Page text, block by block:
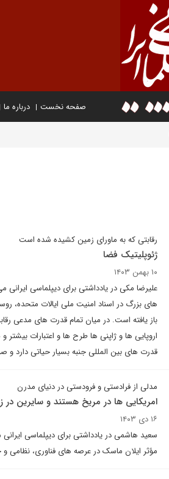
صفحه نخست درباره ما
رقابتی که به ماورای زمین کشیده شده است
ژئوپلیتیک فضا
۱۰ بهمن ۱۴۰۳
علیرضا مکی در یادداشتی برای دیپلماسی
های بزرگ در اسناد امنیت ملی ایالات متحده،
باز یافته است. در میان تمام قدرت های مدعی
اروپایی ها و ژاپنی ها طرح ها و اعتبارات
قدرت های بین المللی جنبه بسیار حیاتی دارد و
مدلی از فرادستی و فرودستی در دنیای مدرن
امریکایی ها در مریخ هستند و سایرین در
۱۶ دی ۱۴۰۳
سعید هاشمی در یادداشتی برای دیپلماسی
مؤثر ایلان ماسک در عرصه های فناوری، نظامی